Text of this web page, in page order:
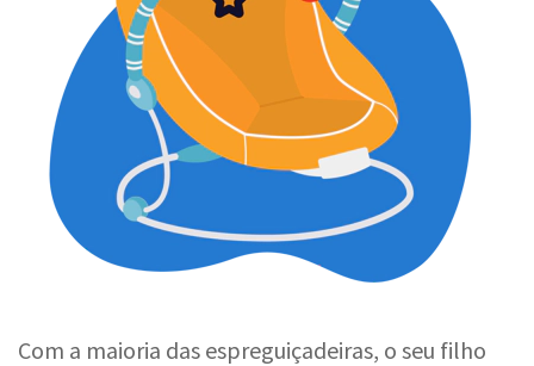
Com a maioria das espreguiçadeiras, o seu filho